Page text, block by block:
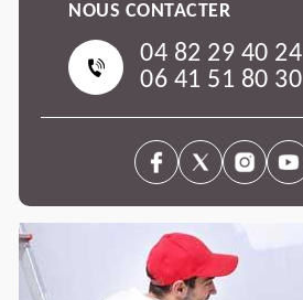
NOUS CONTACTER
04 82 29 40 24
06 41 51 80 30